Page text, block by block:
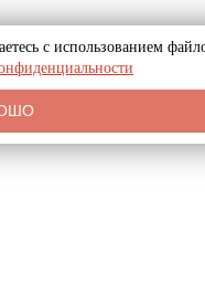
с использованием